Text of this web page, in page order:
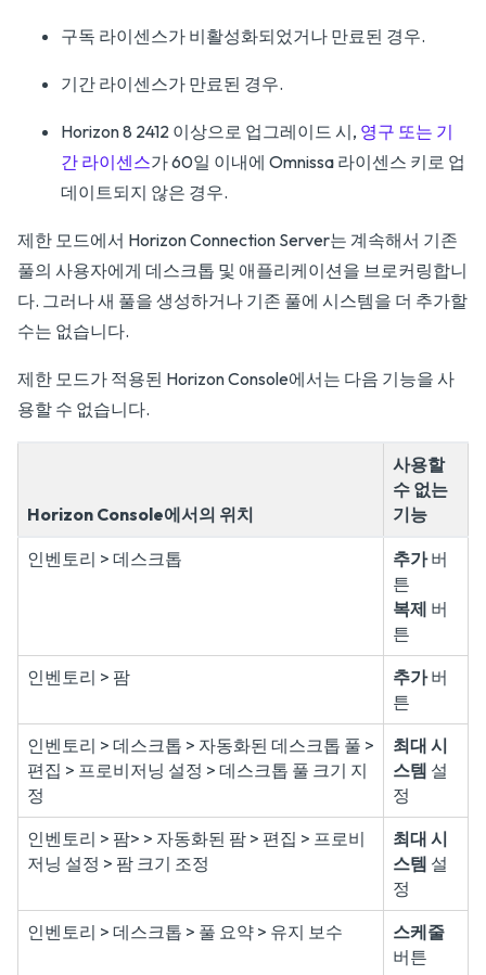
구독 라이센스가 비활성화되었거나 만료된 경우.
기간 라이센스가 만료된 경우.
Horizon 8 2412 이상으로 업그레이드 시, 영구 또는 기
간 라이센스가 60일 이내에 Omnissa 라이센스 키로 업
데이트되지 않은 경우.
제한 모드에서 Horizon Connection Server는 계속해서 기존
풀의 사용자에게 데스크톱 및 애플리케이션을 브로커링합니
다. 그러나 새 풀을 생성하거나 기존 풀에 시스템을 더 추가할
수는 없습니다.
제한 모드가 적용된 Horizon Console에서는 다음 기능을 사
용할 수 없습니다.
Horizon Console에서의 위치
사용할
수 없는
기능
인벤토리 > 데스크톱 추가버
튼
복제 버
튼
인벤토리 > 팜
추가버
튼
인벤토리 > 데스크톱 > 자동화된 데스크톱 풀 >
편집 > 프로비저닝 설정 > 데스크톱 풀 크기 지
정
최대 시
스템 설
정
인벤토리 > 팜> > 자동화된 팜 > 편집 > 프로비
저닝 설정 > 팜 크기 조정
최대 시
스템 설
정
인벤토리 > 데스크톱 > 풀 요약 > 유지 보수
스케줄
버튼